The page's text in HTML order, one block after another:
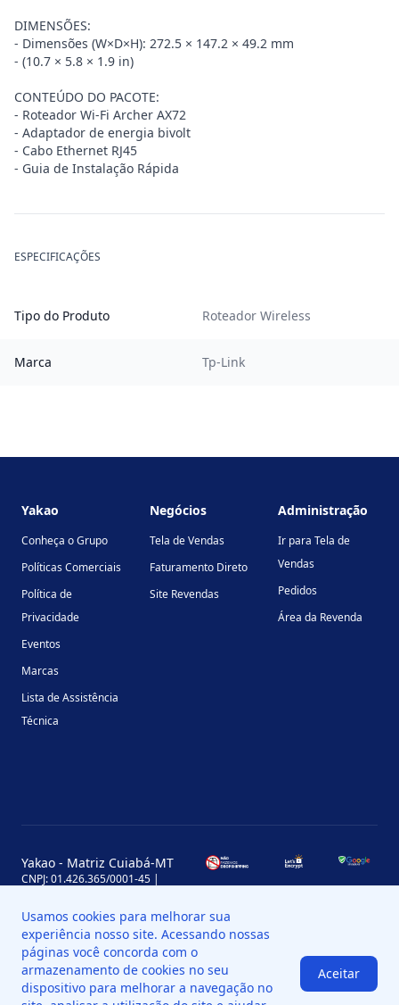
DIMENSÕES:
- Dimensões (W×D×H): 272.5 × 147.2 × 49.2 mm
- (10.7 × 5.8 × 1.9 in)
CONTEÚDO DO PACOTE:
- Roteador Wi-Fi Archer AX72
- Adaptador de energia bivolt
- Cabo Ethernet RJ45
- Guia de Instalação Rápida
ESPECIFICAÇÕES
Tipo do Produto Roteador Wireless
Marca Tp-Link
Yakao
Conheça o Grupo
Políticas Comerciais
Política de
Privacidade
Eventos
Marcas
Lista de Assistência
Técnica
Negócios
Tela de Vendas
Faturamento Direto
Site Revendas
Administração
Ir para Tela de
Vendas
Pedidos
Área da Revenda
Yakao - Matriz Cuiabá-MT
CNPJ: 01.426.365/0001-45 |
Leblon, MT, Brasil, CEP 78060-000
Yakao - Filial Sinop-MT
CNPJ: 01.426.365/0008-11 |
Inscrição Estadual: 13.898.651-7
Av. das Palmeiras, 109, St. Industrial
Usamos cookies para melhorar sua
experiência nosso site. Acessando nossas
páginas você concorda com o
armazenamento de cookies no seu
dispositivo para melhorar a navegação no
Aceitar